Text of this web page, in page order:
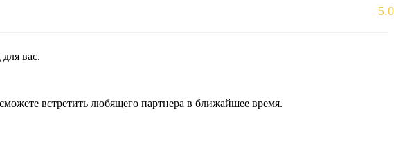
5.0
вас.
встретить любящего партнера в ближайшее время.